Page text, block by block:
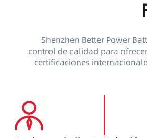
Shenzhen Better Power
control de calidad para
certificaciones